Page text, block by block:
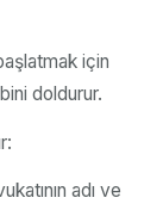
için
doldurur.
adı ve